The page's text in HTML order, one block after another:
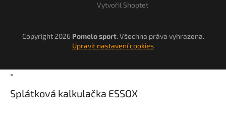
Vytvořil Shoptet
Copyright 2026 Pomelo sport. Všechna práva vyhrazena.
Upravit nastavení cookies
×
Splátková kalkulačka ESSOX